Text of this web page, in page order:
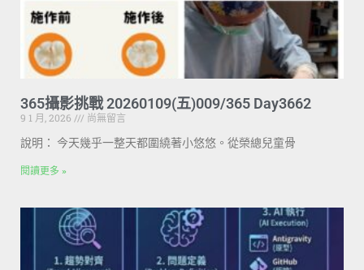
365攝影挑戰 20260109(五)009/365 Day3662
9 1 月, 2026
尚無留言
說明： 今天幾乎一整天都圍繞著小悠悠。從榮總兒童骨
閱讀更多 »